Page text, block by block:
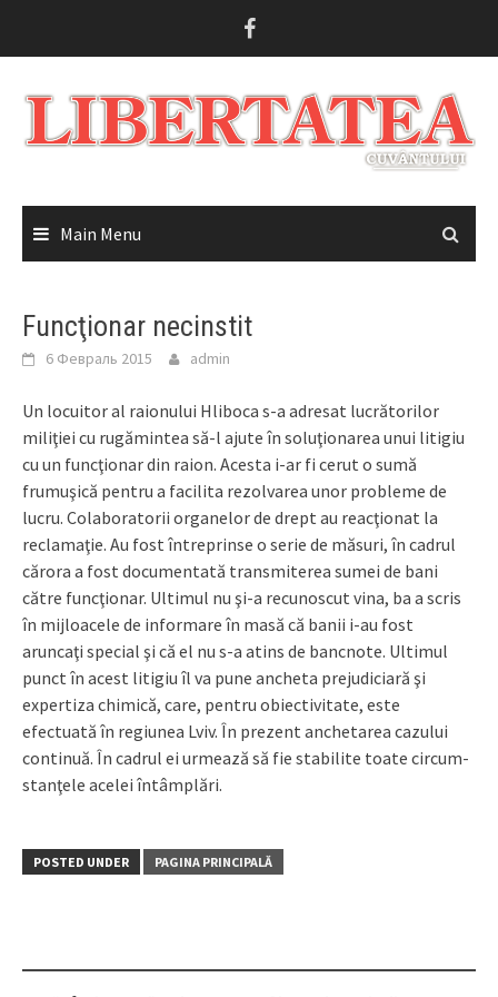
Main Menu
Funcţionar necinstit
6 Февраль 2015 admin
Un locuitor al raionului Hliboca s-a adresat lucrătorilor
miliţiei cu rugămintea să-l ajute în soluţionarea unui litigiu
cu un funcţionar din raion. Acesta i-ar fi cerut o sumă
frumuşică pentru a facilita rezolvarea unor probleme de
lucru. Colaboratorii or­ganelor de drept au reacţionat la
reclamaţie. Au fost în­tre­prinse o serie de măsuri, în cadrul
cărora a fost documentată trans­mi­terea sumei de bani
către fun­cţionar. Ultimul nu şi-a recunoscut vina, ba a scris
în mijloacele de informare în masă că banii i-au fost
aruncaţi special şi că el nu s-a atins de bancnote. Ultimul
punct în acest litigiu îl va pune ancheta pre­judiciară şi
expertiza chimică, care, pentru obiec­tivitate, este
efectuată în re­gi­unea Lviv. În prezent anche­tarea cazului
continuă. În cadrul ei urmează să fie stabilite toate cir­cum­
stanţele acelei întâmplări.
POSTED UNDER PAGINA PRINCIPALĂ